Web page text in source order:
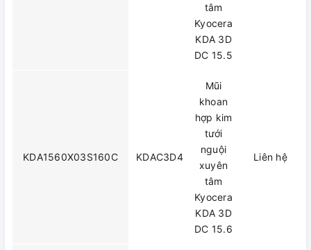
tâm
Kyocera
KDA 3D
DC 15.5
KDA1560X03S160C KDAC3D4
Mũi
khoan
hợp kim
tưới
nguội
xuyên
tâm
Kyocera
KDA 3D
DC 15.6
Liên hệ